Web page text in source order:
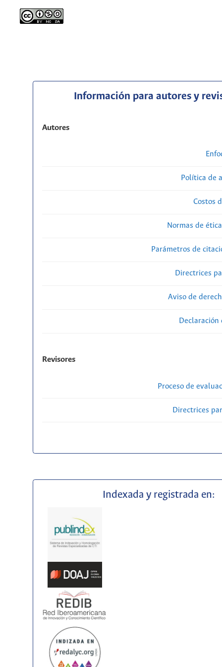
Información para autores y
Autores
Política de
Costos
Normas de
Parámetros de
Directrices
Aviso de
Revisores
Proceso de
Directrices
Indexada y registrada en: